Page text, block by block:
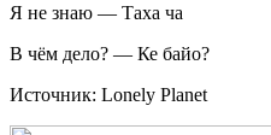
Я не знаю — Таха ча
В чём дело? — Ке байо?
Источник: Lonely Planet